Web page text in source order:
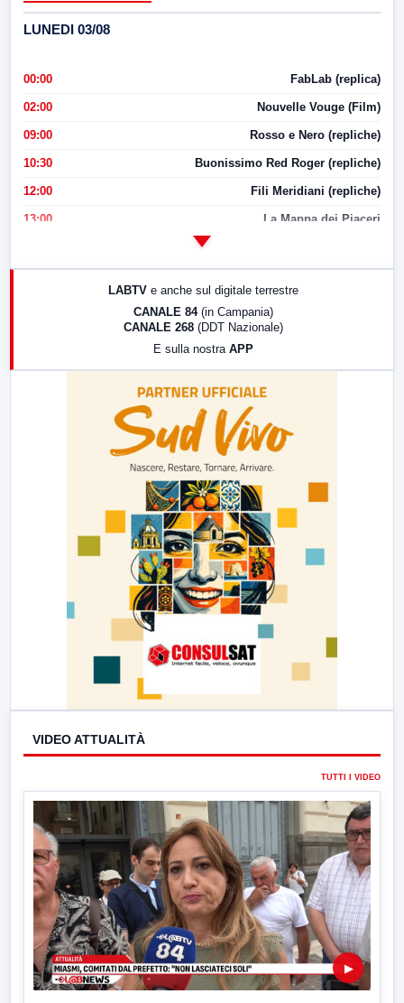
LUNEDI 03/08
00:00 FabLab (replica)
02:00 Nouvelle Vouge (Film)
09:00 Rosso e Nero (repliche)
10:30 Buonissimo Red Roger (repliche)
12:00 Fili Meridiani (repliche)
13:00 La Mappa dei Piaceri
LABTV e anche sul digitale terrestre
CANALE 84 (in Campania)
CANALE 268 (DDT Nazionale)
E sulla nostra APP
VIDEO ATTUALITÀ
TUTTI I VIDEO
▶